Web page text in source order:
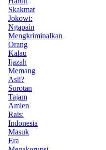
Skakmat
Jokowi:
Ngapain
Mengkriminalkan
Orang
Kalau
Ijazah
Memang
Asli?
Sorotan
Tajam
Amien
Rais:
Indonesia
Masuk
Era